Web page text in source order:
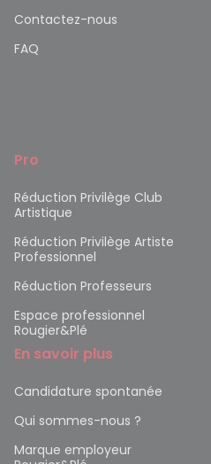
Contactez-nous
FAQ
Pro
Réduction Privilège Club
Artistique
Réduction Privilège Artiste
Professionnel
Réduction Professeurs
Espace professionnel
Rougier&Plé
En savoir plus
Candidature spontanée
Qui sommes-nous ?
Marque employeur